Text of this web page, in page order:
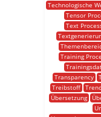
Technologische
Tensor
Text
Training
Transparency
Treibstoff
Übersetzung